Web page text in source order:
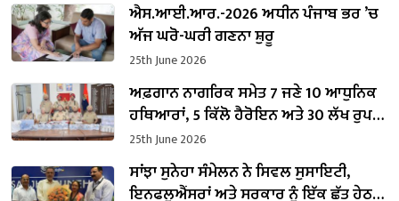
ਐਸ.ਆਈ.ਆਰ.-2026 ਅਧੀਨ ਪੰਜਾਬ ਭਰ ’ਚ
ਅੱਜ ਘਰੋ-ਘਰੀ ਗਣਨਾ ਸ਼ੁਰੂ
25th June 2026
ਅਫ਼ਗਾਨ ਨਾਗਰਿਕ ਸਮੇਤ 7 ਜਣੇ 10 ਆਧੁਨਿਕ
ਹਥਿਆਰਾਂ, 5 ਕਿੱਲੋ ਹੈਰੋਇਨ ਅਤੇ 30 ਲੱਖ ਰੁਪਏ
ਦੀ ਹਵਾਲਾ ਰਕਮ ਸਣੇ ਗ੍ਰਿਫ਼ਤਾਰ
25th June 2026
ਸਾਂਝਾ ਸੁਨੇਹਾ ਸੰਮੇਲਨ ਨੇ ਸਿਵਲ ਸੁਸਾਇਟੀ,
ਇਨਫਲੂਐਂਸਰਾਂ ਅਤੇ ਸਰਕਾਰ ਨੂੰ ਇੱਕ ਛੱਤ ਹੇਠ